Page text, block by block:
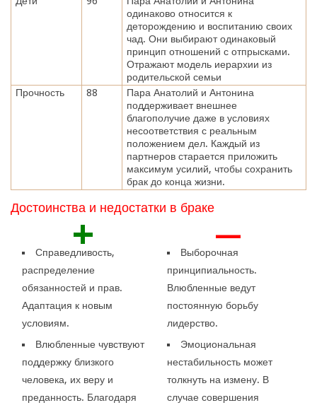
одинаково относится к
деторождению и воспитанию своих
чад. Они выбирают одинаковый
принцип отношений с отпрысками.
Отражают модель иерархии из
родительской семьи
Прочность
88
Пара Анатолий и Антонина
поддерживает внешнее
благополучие даже в условиях
несоответствия с реальным
положением дел. Каждый из
партнеров старается приложить
максимум усилий, чтобы сохранить
брак до конца жизни.
Достоинства и недостатки в браке
+
Справедливость,
распределение
обязанностей и прав.
Адаптация к новым
условиям.
Влюбленные чувствуют
поддержку близкого
человека, их веру и
преданность. Благодаря
—
Выборочная
принципиальность.
Влюбленные ведут
постоянную борьбу
лидерство.
Эмоциональная
нестабильность может
толкнуть на измену. В
случае совершения